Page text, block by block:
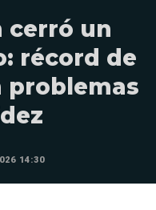
cerró un
récord de
problemas
14:30